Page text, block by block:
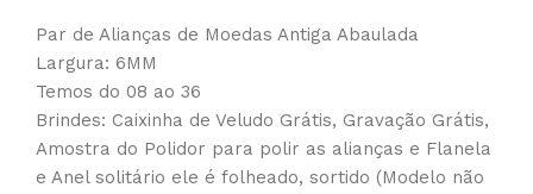
Par de Alianças de Moedas Antiga Abaulada
Largura: 6MM
Temos do 08 ao 36
Brindes: Caixinha de Veludo Grátis, Gravação Grátis,
Amostra do Polidor para polir as alianças e Flanela
e Anel solitário ele é folheado, sortido (Modelo não